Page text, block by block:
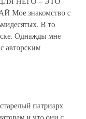
знакомство с
В то
Однажды мне
авторским
патриарх
и что они с